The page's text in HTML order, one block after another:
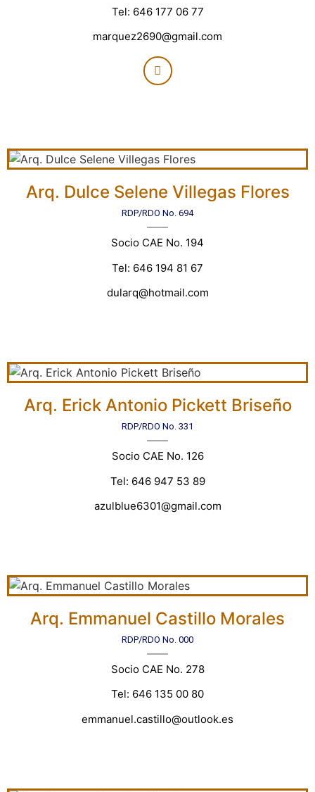
Tel: 646 177 06 77
marquez2690@gmail.com
Arq. Dulce Selene Villegas Flores
RDP/RDO No. 694
Socio CAE No. 194
Tel: 646 194 81 67
dularq@hotmail.com
Arq. Erick Antonio Pickett Briseño
RDP/RDO No. 331
Socio CAE No. 126
Tel: 646 947 53 89
azulblue6301@gmail.com
Arq. Emmanuel Castillo Morales
RDP/RDO No. 000
Socio CAE No. 278
Tel: 646 135 00 80
emmanuel.castillo@outlook.es